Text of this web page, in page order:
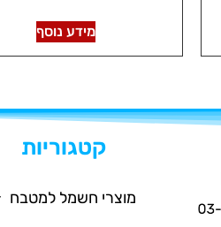
מידע נוסף
קטגוריות
מוצרי חשמל למטבח